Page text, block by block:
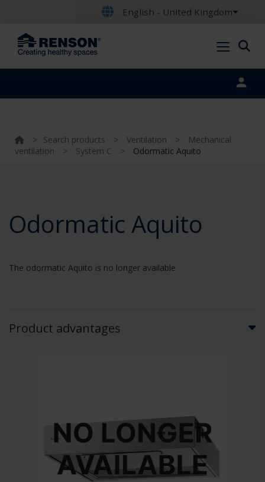
English - United Kingdom
> Search products > Ventilation >
Mechanical
ventilation
> System C > Odormatic Aquito
Odormatic Aquito
The odormatic Aquito is no longer available
Product advantages